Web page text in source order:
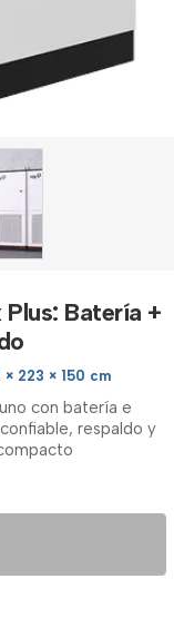
Batería +
× 223 × 150 cm
con batería e
respaldo y